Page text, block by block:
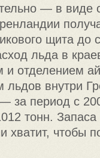
— в виде
щита до
льда в
отделением
льдов внутри
за период с
тонн.
чтобы